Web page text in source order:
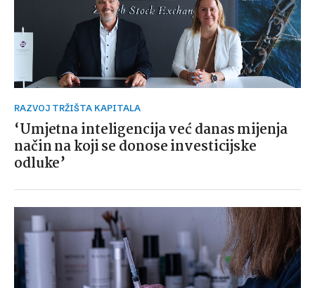
RAZVOJ TRŽIŠTA KAPITALA
‘Umjetna inteligencija već danas mijenja
način na koji se donose investicijske
odluke’